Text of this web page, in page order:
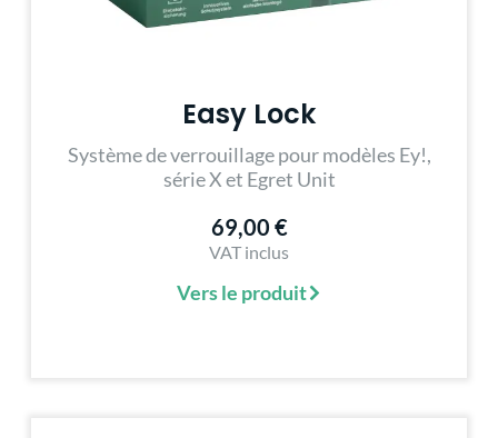
Easy Lock
Système de verrouillage pour modèles Ey!,
série X et Egret Unit
69,00 €
VAT inclus
Vers le produit